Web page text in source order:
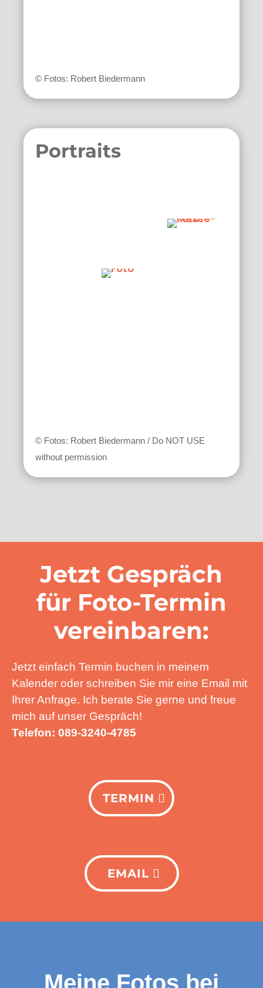
© Fotos: Robert Biedermann
Portraits
© Fotos: Robert Biedermann / Do NOT USE
without permission
Jetzt Gespräch
für Foto-Termin
vereinbaren:
Jetzt einfach Termin buchen in meinem
Kalender oder schreiben Sie mir eine Email mit
Ihrer Anfrage. Ich berate Sie gerne und freue
mich auf unser Gespräch!
Telefon: 089-3240-4785
TERMIN
EMAIL
Meine Fotos bei